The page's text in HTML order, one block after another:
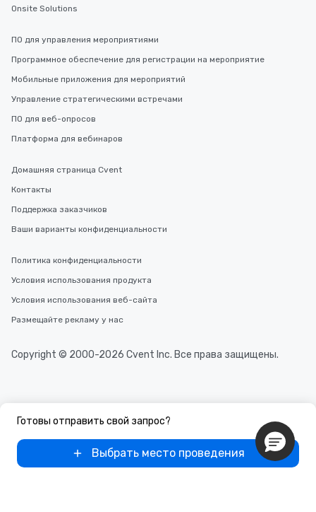
Готовы отправить свой запрос?
Выбрать место проведения
Onsite Solutions
ПО для управления мероприятиями
Программное обеспечение для регистрации на мероприятие
Мобильные приложения для мероприятий
Управление стратегическими встречами
ПО для веб-опросов
Платформа для вебинаров
Домашняя страница Cvent
Контакты
Поддержка заказчиков
Ваши варианты конфиденциальности
Политика конфиденциальности
Условия использования продукта
Условия использования веб-сайта
Размещайте рекламу у нас
Copyright © 2000-2026 Cvent Inc. Все права защищены.